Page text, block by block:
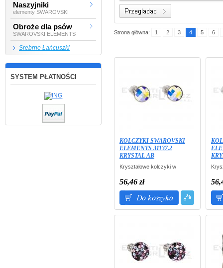
Naszyjniki
elementy SWAROVSKI
Obroże dla psów
SWAROVSKI ELEMENTS
Srebrne Łańcuszki
SYSTEM PŁATNOŚCI
Strona główna: 1 2 3 4 5 6
KOLCZYKI SWAROVSKI
ELEMENTS 31137.2
KRYSTAL AB
Kryształowe kolczyki w
Opakowanie: przeźroczyste
pudełko W PREZENCIE.
56,46 zł